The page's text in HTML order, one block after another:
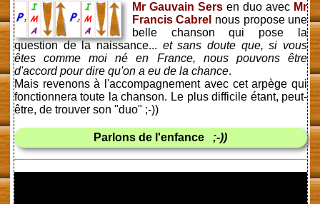
Mr Gauvain Sersen duo avec Mr
Francis Cabrel nous propose une
belle chanson qui pose la
question de la naissance... et sans doute que, si vous
êtes comme moi né en France, nous pouvons être
d'accord pour dire qu'on a eu de la chance.
Mais revenons à l'accompagnement avec cet arpège qui
fonctionnera toute la chanson. Le plus difficile étant, peut-
être, de trouver son "duo" ;-))
Parlons de l'enfance ;-))